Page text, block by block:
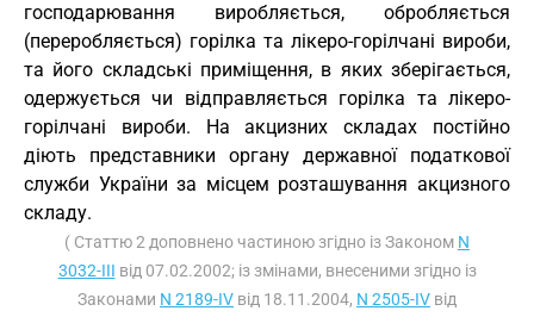
господарювання виробляється, обробляється
(переробляється) горілка та лікеро-горілчані вироби,
та його складські приміщення, в яких зберігається,
одержується чи відправляється горілка та лікеро-
горілчані вироби. На акцизних складах постійно
діють представники органу державної податкової
служби України за місцем розташування акцизного
складу.
( Статтю 2 доповнено частиною згідно із Законом N
3032-III від 07.02.2002; із змінами, внесеними згідно із
Законами N 2189-IV від 18.11.2004, N 2505-IV від